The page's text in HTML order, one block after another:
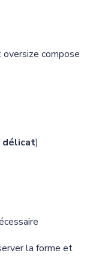
compose
délicat)
la forme et